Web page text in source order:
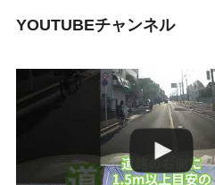
YOUTUBEチャンネル